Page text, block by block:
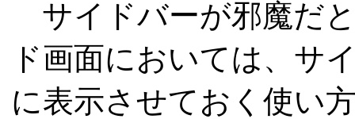
サイドバーが邪魔だ
ド画面においては、サ
に表示させておく使い